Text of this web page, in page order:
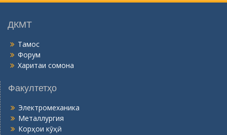
н
ДКМТ
Тамос
Форум
Харитаи сомона
Факултетҳо
Электромеханика
Металлургия
Корҳои кӯҳӣ